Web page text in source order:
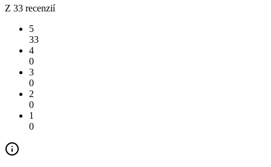
Z 33 recenzií
5
33
4
0
3
0
2
0
1
0